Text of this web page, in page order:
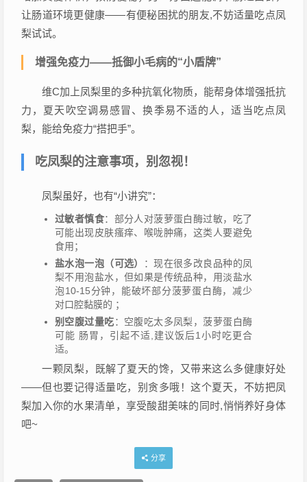
让肠道环境更健康——有便秘困扰的朋友,不妨适量吃点凤
梨试试。
增强免疫力——抵御小毛病的“小盾牌”
维C加上凤梨里的多种抗氧化物质，能帮身体增强抵抗
力，夏天吹空调易感冒、换季易不适的人，适当吃点凤
梨，能给免疫力“搭把手”。
吃凤梨的注意事项，别忽视！
凤梨虽好，也有“小讲究”：
过敏者慎食：部分人对菠萝蛋白酶过敏，吃了
可能出现皮肤瘙痒、喉咙肿痛，这类人要避免
食用；
盐水泡一泡（可选）
：现在很多改良品种的凤
梨不用泡盐水，但如果是传统品种，用淡盐水
泡10-15分钟，能破坏部分菠萝蛋白酶，减少
对口腔黏膜的 ；
别空腹过量吃：空腹吃太多凤梨，菠萝蛋白酶
可能 肠胃，引起不适,建议饭后1小时吃更合
适。
一颗凤梨，既解了夏天的馋，又带来这么多健康好处
——但也要记得适量吃，别贪多哦！这个夏天，不妨把凤
梨加入你的水果清单，享受酸甜美味的同时,悄悄养好身体
吧~
分享